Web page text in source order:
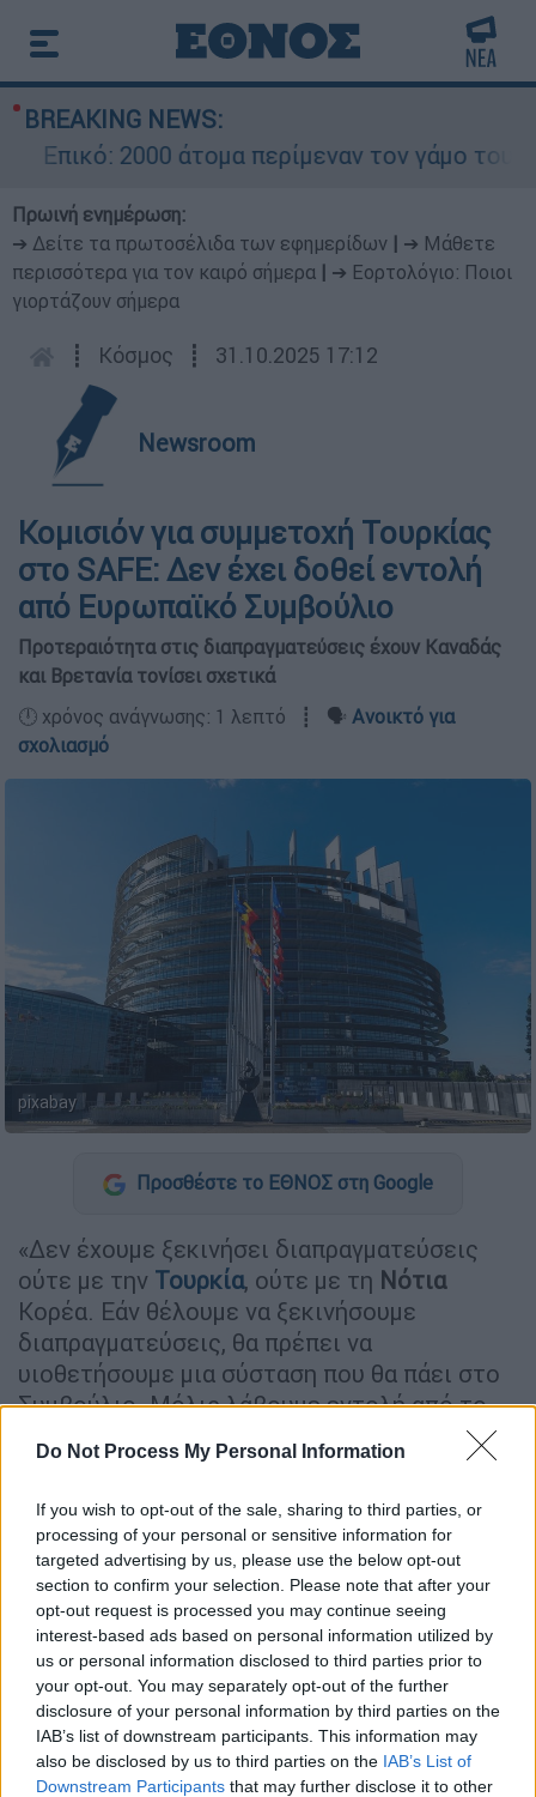
Do Not Process My Personal Information
If you wish to opt-out of the sale, sharing to third parties, or
processing of your personal or sensitive information for
targeted advertising by us, please use the below opt-out
section to confirm your selection. Please note that after your
opt-out request is processed you may continue seeing
interest-based ads based on personal information utilized by
us or personal information disclosed to third parties prior to
your opt-out. You may separately opt-out of the further
disclosure of your personal information by third parties on the
IAB’s list of downstream participants. This information may
also be disclosed by us to third parties on the IAB’s List of
Downstream Participants that may further disclose it to other
BREAKING NEWS:
Επικό: 2000 άτομα περίμεναν τον γάμο του
Πρωινή ενημέρωση:
➔ Δείτε τα πρωτοσέλιδα των εφημερίδων
➔ Μάθετε
περισσότερα για τον καιρό σήμερα
➔ Εορτολόγιο: Ποιοι
γιορτάζουν σήμερα
┋ Κόσμος ┋ 31.10.2025 17:12
Newsroom
Κομισιόν για συμμετοχή Τουρκίας
στο SAFE: Δεν έχει δοθεί εντολή
από Ευρωπαϊκό Συμβούλιο
Προτεραιότητα στις διαπραγματεύσεις έχουν Καναδάς
και Βρετανία τονίσει σχετικά
🕛 χρόνος ανάγνωσης: 1 λεπτό ┋ 🗣️ Ανοικτό για
σχολιασμό
pixabay
Προσθέστε το ΕΘΝΟΣ στη Google
«Δεν έχουμε ξεκινήσει διαπραγματεύσεις
ούτε με την Τουρκία, ούτε με τη Νότια
Κορέα. Εάν θέλουμε να ξεκινήσουμε
διαπραγματεύσεις, θα πρέπει να
υιοθετήσουμε μια σύσταση που θα πάει στο
Συμβούλιο. Μόλις λάβουμε εντολή από το
Συμβούλιο, μπορούμε να ξεκινήσουμε τις
διαπραγματεύσεις, όπως κάνουμε αυτή τη
στιγμή με το Ηνωμένο Βασίλειοκαι τον
Καναδά. Επομένως, αυτή τη στιγμή η
προσοχή μας είναι στραμμένη σε αυτές τις
διαπραγματεύσεις», δήλωσε οΤόμας Ρενιέρ
υπεύθυνος Τύπου για αμυντικά θέματα της
Κομισιόν.
ΔΙΑΒΑΣΤΕ ΕΠΙΣΗΣ
Κόσμος 31.10.2025 13:51